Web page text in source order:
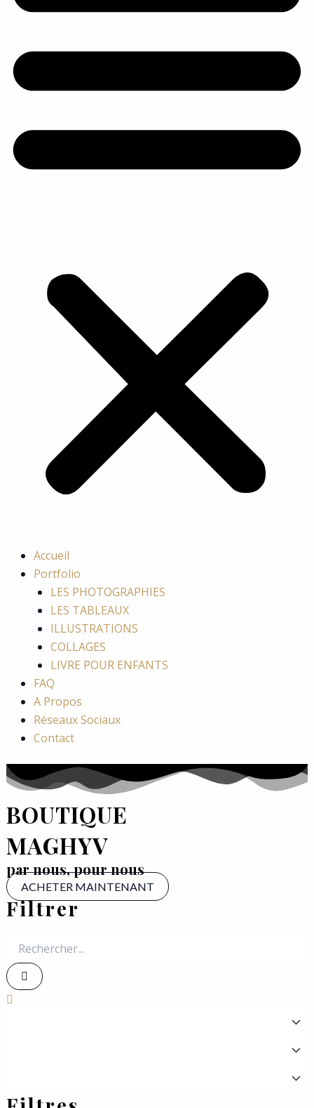
Accueil
Portfolio
LES PHOTOGRAPHIES
LES TABLEAUX
ILLUSTRATIONS
COLLAGES
LIVRE POUR ENFANTS
FAQ
A Propos
Réseaux Sociaux
Contact
BOUTIQUE
MAGHYV
par nous, pour nous
ACHETER MAINTENANT
Filtrer